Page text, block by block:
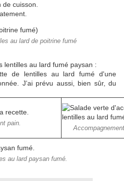
cuisson.
au lard de poitrine fumé
lentilles au lard fumé paysan :
de lentilles au lard fumé d'une
J’ai prévu aussi, bien sûr, du
pain.
au lard paysan fumé.